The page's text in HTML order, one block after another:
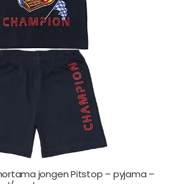
jongen Pitstop – pyjama –